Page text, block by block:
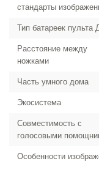
стандарты
Тип батареек пульта
Расстояние между
ножками
Часть умного дома
Экосистема
Совместимость с
голосовыми
Особенности